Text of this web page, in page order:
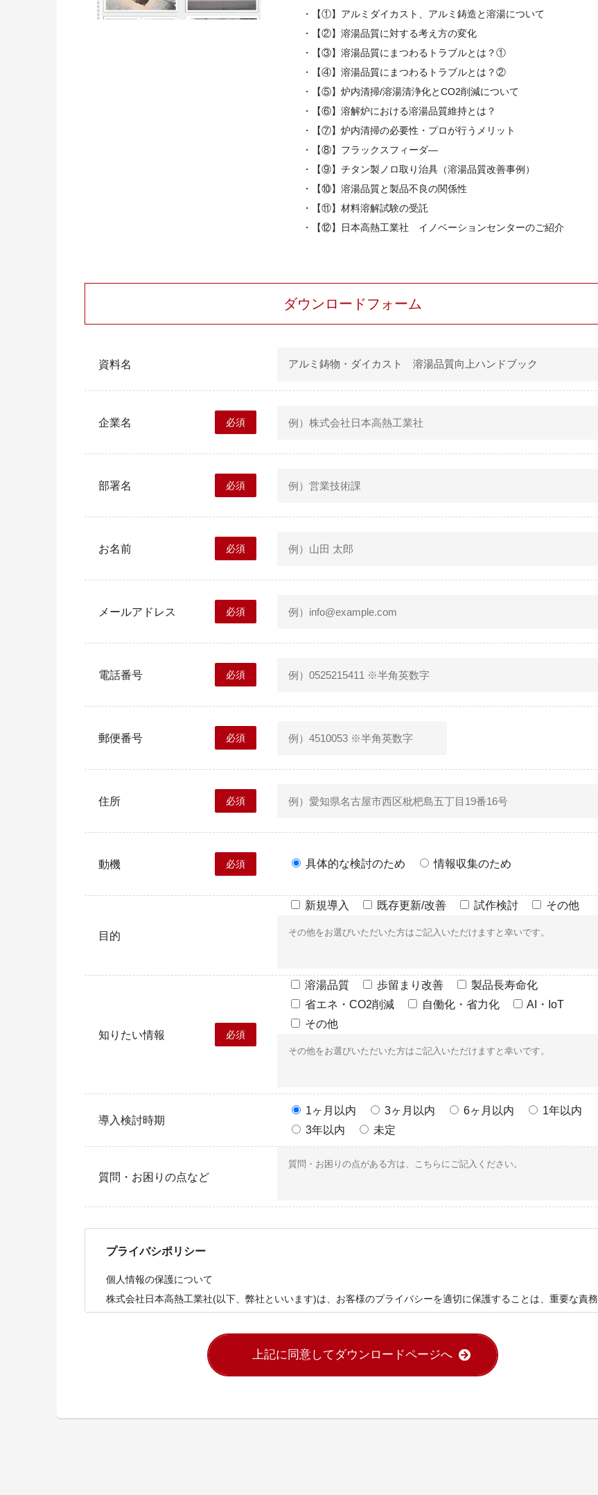
・【①】アルミダイカスト、アルミ鋳造と溶湯について
・【②】溶湯品質に対する考え方の変化
・【③】溶湯品質にまつわるトラブルとは？①
・【④】溶湯品質にまつわるトラブルとは？②
・【⑤】炉内清掃/溶湯清浄化とCO2削減について
・【⑥】溶解炉における溶湯品質維持とは？
・【⑦】炉内清掃の必要性・プロが行うメリット
・【⑧】フラックスフィーダ―
・【⑨】チタン製ノロ取り治具（溶湯品質改善事例）
・
【⑩】溶湯品質と製品不良の関係性
・
【⑪】材料溶解試験の受託
・
【⑫】日本高熱工業社 イノベーションセンターのご紹介
ダウンロードフォーム
資料名
企業名 必須
部署名 必須
お名前 必須
メールアドレス 必須
電話番号 必須
郵便番号 必須
住所 必須
動機 必須 具体的な検討のため 情報収集のため
目的
新規導入 既存更新/改善 試作検討 その他
知りたい情報 必須
溶湯品質 歩留まり改善
製品長寿命化
省エネ・CO2削減
自働化・省力化
AI・IoT
その他
導入検討時期
1ヶ月以内 3ヶ月以内 6ヶ月以内
1年以内
3年以内
未定
質問・お困りの点など
プライバシポリシー
個人情報の保護について
株式会社日本高熱工業社(以下、弊社といいます)は、お客様のプライバシーを適切に保護することは、重要な責務
弊社は、個人情報の適切な利用・取り扱いのため、個人情報保護に関する法律に基づく法令およびその他の規範